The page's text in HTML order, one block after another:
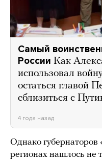
Самый
России Как
использовал
остаться главой
сблизиться с
4 года назад
Однако губернаторов
регионах нашлось не